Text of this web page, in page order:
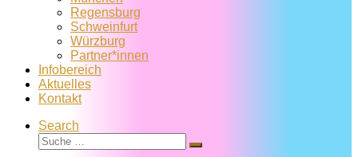
Regensburg
Schweinfurt
Würzburg
Partner*innen
Infobereich
Aktuelles
Kontakt
Search
Suche
Suche